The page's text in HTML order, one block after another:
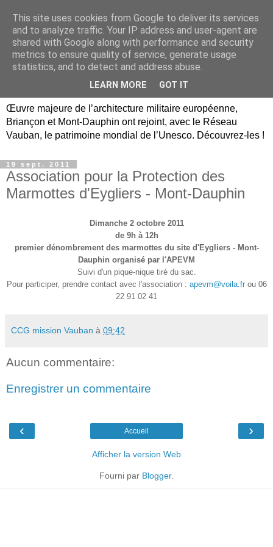
Briançon, Mont-Dauphin,
Vauban Unesco Hautes-
Œuvre majeure de l’architecture militaire européenne,
Briançon et Mont-Dauphin ont rejoint, avec le Réseau
Vauban, le patrimoine mondial de l’Unesco. Découvrez-les !
19 sept. 2011
Association pour la Protection des
Marmottes d'Eygliers - Mont-Dauphin
Dimanche 2 octobre 2011
de 9h à 12h
premier dénombrement des marmottes du site d'Eygliers - Mont-
Dauphin organisé par l'APEVM
Suivi d'un pique-nique tiré du sac.
Pour participer, prendre contact avec l'association : apevm@voila.frou 06
22 91 02 41
CCG mission Vauban à 09:42
Aucun commentaire:
Enregistrer un commentaire
‹ ›
Accueil
Afficher la version Web
Fourni par Blogger.
This site uses cookies from Google to deliver its services
and to analyze traffic. Your IP address and user-agent are
shared with Google along with performance and security
metrics to ensure quality of service, generate usage
statistics, and to detect and address abuse.
LEARN MORE GOT IT